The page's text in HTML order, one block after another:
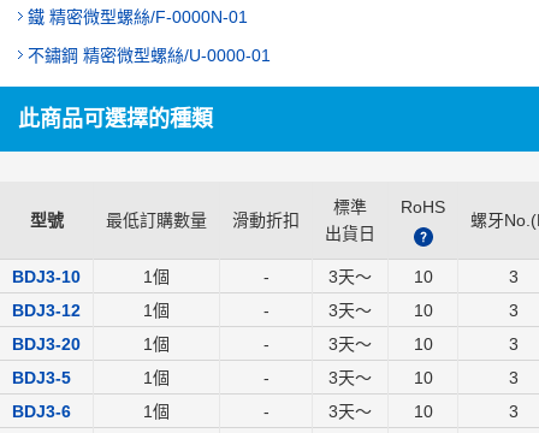
鐵 精密微型螺絲/F-0000N-01
不鏽鋼 精密微型螺絲/U-0000-01
此商品可選擇的種類
型號 最低訂購數量 滑動折扣
標準
出貨日
RoHS
螺牙
BDJ3-10 1個 - 3天～ 10
3
BDJ3-12
1個 - 3天～ 10
3
BDJ3-20
1個 - 3天～ 10
3
BDJ3-5
1個 - 3天～ 10
3
BDJ3-6
1個 - 3天～ 10 3